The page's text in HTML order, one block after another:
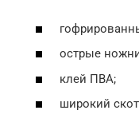
острые
клей ПВА;
широкий